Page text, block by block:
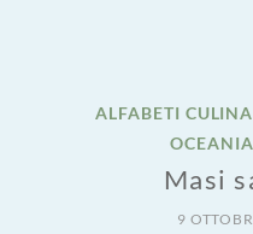
ALFABETI
Masi
9